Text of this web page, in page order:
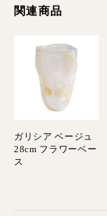
関連商品
ガリシア ベージュ
28cm フラワーベー
ス